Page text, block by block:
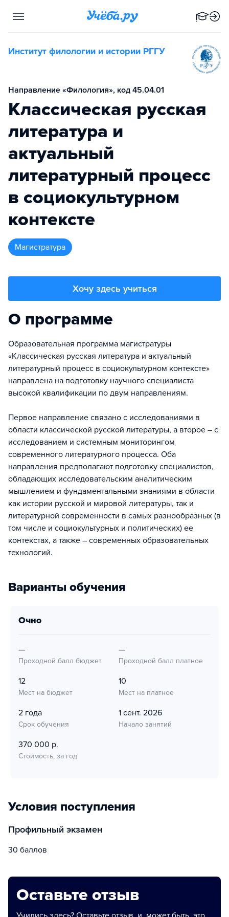
Институт филологии и истории РГГУ
Направление «Филология», код 45.04.01
Классическая русская
литература и
актуальный
литературный процесс
в социокультурном
контексте
магистратура
Хочу здесь учиться
О программе
Образовательная программа магистратуры
«Классическая русская литература и актуальный
литературный процесс в социокультурном контексте»
направлена на подготовку научного специалиста
высокой квалификации по двум направлениям.
Первое направление связано с исследованиями в
области классической русской литературы, а второе – с
исследованием и системным мониторингом
современного литературного процесса. Оба
направления предполагают подготовку специалистов,
обладающих исследовательским аналитическим
мышлением и фундаментальными знаниями в области
как истории русской и мировой литературы, так и
литературной современности в самых разнообразных (в
том числе и социокультурных и политических) ее
контекстах, а также – современных образовательных
технологий.
Варианты обучения
очно
—
Проходной балл бюджет
—
Проходной балл платное
12
Мест на бюджет
10
Мест на платное
2 года
Срок обучения
1 сент. 2026
Начало занятий
370 000 р.
Стоимость, за год
Условия поступления
Профильный экзамен
30 баллов
Оставьте отзыв